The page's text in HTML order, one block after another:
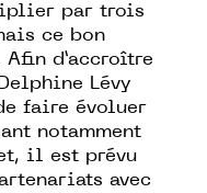
par trois
ce bon
d’accroître
Lévy
faire évoluer
notamment
il est prévu
avec